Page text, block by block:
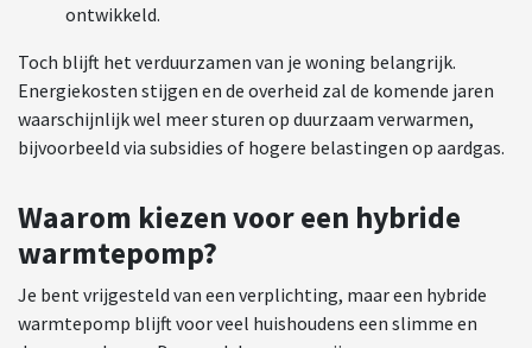
ontwikkeld.
Toch blijft het verduurzamen van je woning belangrijk.
Energiekosten stijgen en de overheid zal de komende jaren
waarschijnlijk wel meer sturen op duurzaam verwarmen,
bijvoorbeeld via subsidies of hogere belastingen op aardgas.
Waarom kiezen voor een hybride
warmtepomp?
Je bent vrijgesteld van een verplichting, maar een hybride
warmtepomp blijft voor veel huishoudens een slimme en